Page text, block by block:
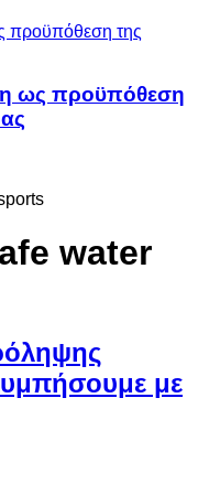
ως προϋπόθεση
water
με